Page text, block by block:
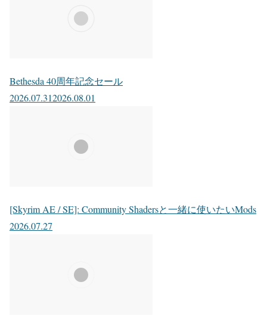
Bethesda 40周年記念セール
2026.07.312026.08.01
[Skyrim AE / SE]: Community Shadersと一緒に使いたいMods
2026.07.27